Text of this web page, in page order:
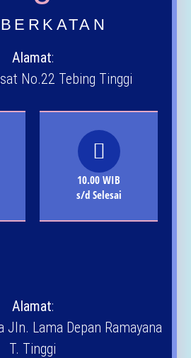
Alamat:
No.22 Tebing Tinggi
10.00 WIB
s/d Selesai
Alamat:
Jln. Lama Depan Ramayana
T. Tinggi